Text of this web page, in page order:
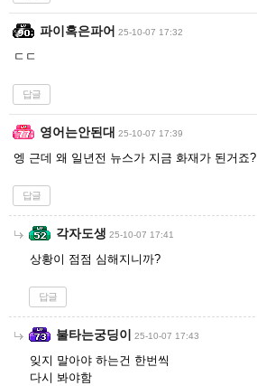
파이혹은파어 25-10-07 17:32
ㄷㄷ
답글
영어는안된대 25-10-07 17:39
엥 근데 왜 일년전 뉴스가 지금 화재가 된거죠?
답글
각자도생 25-10-07 17:41
상황이 점점 심해지니까?
답글
불타는궁딩이 25-10-07 17:43
잊지 말아야 하는건 한번씩
다시 봐야함